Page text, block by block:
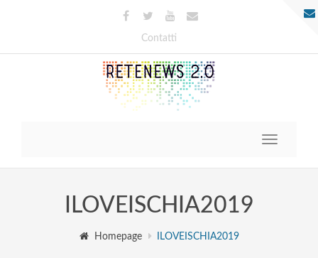
Contatti
Toggle
ILOVEISCHIA2019
Homepage ILOVEISCHIA2019